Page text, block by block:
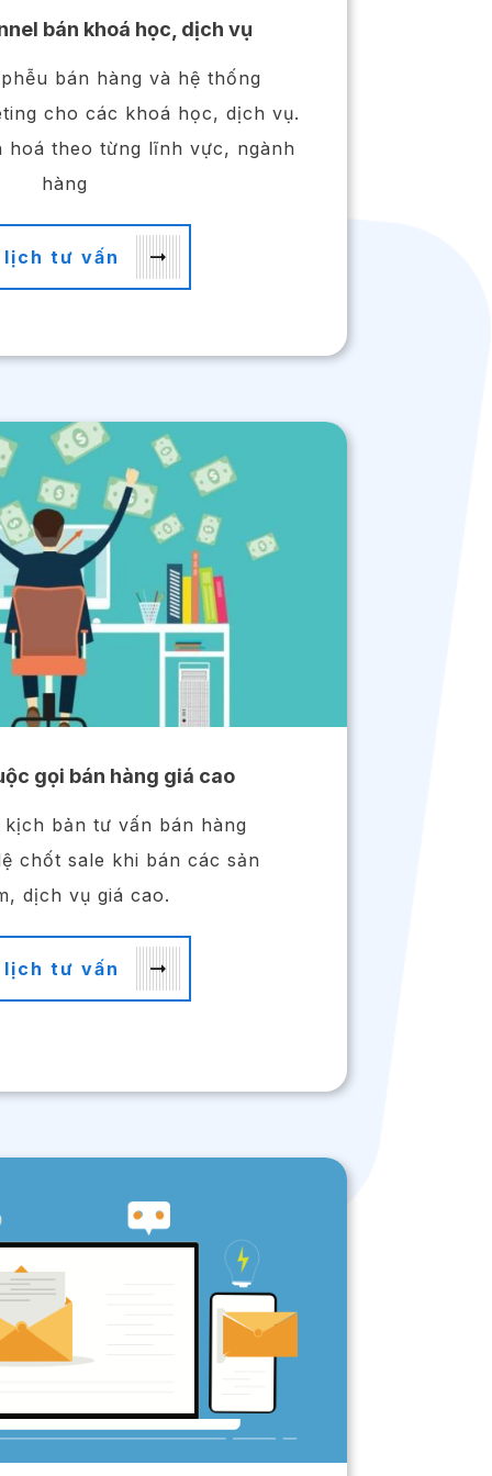
bán khoá học, dịch vụ
bán hàng và hệ thống
cho các khoá học, dịch vụ.
hoá theo từng lĩnh vực, ngành
hàng
tư vấn
gọi bán hàng giá cao
bản tư vấn bán hàng
chốt sale khi bán các sản
dịch vụ giá cao.
tư vấn